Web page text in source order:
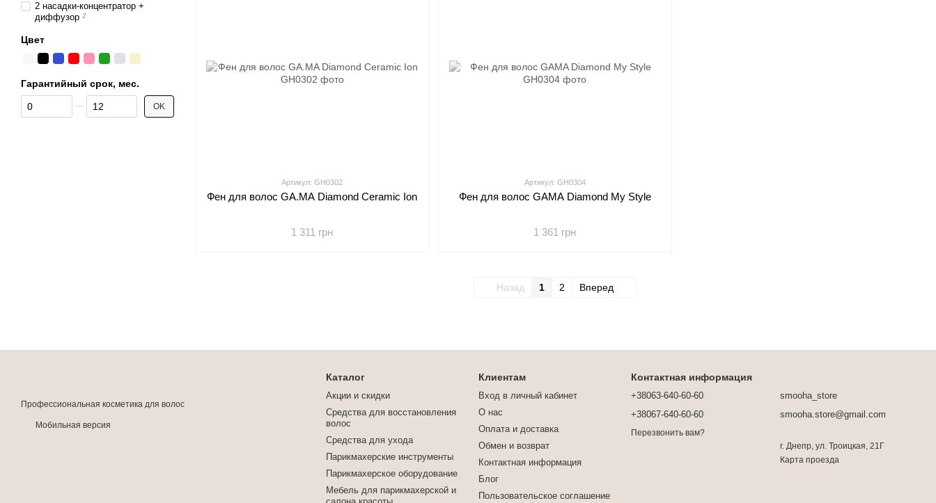
Артикул: GH0302
Фен для волос GA.MA Diamond Ceramic Ion
1 311 грн
Артикул: GH0304
Фен для волос GAMA Diamond My Style
1 361 грн
Назад 1 2 Вперед
2 насадки-концентратор +
диффузор 2
Цвет
Гарантийный срок, мес.
От Гарантийный срок, мес.
До Гарантийный срок, мес. OK
Профессиональная косметика для волос
Мобильная версия
Каталог
Акции и скидки
Средства для восстановления
волос
Средства для ухода
Парикмахерские инструменты
Парикмахерское оборудование
Мебель для парикмахерской и
Клиентам
Вход в личный кабинет
О нас
Оплата и доставка
Обмен и возврат
Контактная информация
Блог
Пользовательское соглашение
Контактная информация
+38063-640-60-60
+38067-640-60-60
Перезвонить вам?
smooha_store
smooha.store@gmail.com
г. Днепр, ул. Троицкая, 21Г
Карта проезда